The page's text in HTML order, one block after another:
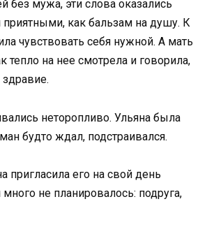
без мужа, эти слова оказались
как бальзам на душу. К
чувствовать себя нужной. А мать
тепло на нее смотрела и говорила,
здравие.
неторопливо. Ульяна была
будто ждал, подстраивался.
пригласила его на свой день
не планировалось: подруга,